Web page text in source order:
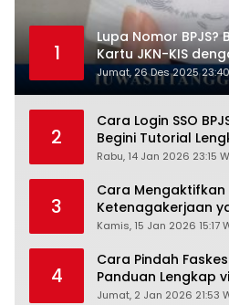
1
Lupa Nomor BPJS?
Kartu JKN-KIS
Jumat, 26 Des 2025
2
Cara Login SSO
Begini Tutorial
Pengertiannya
Rabu, 14 Jan 2026 23:15
3
Cara Mengaktifkan
Ketenagakerjaan
Panduan
Kamis, 15 Jan 2026 15:17
4
Cara Pindah
Panduan Lengkap
PANDAWA &
Jumat, 2 Jan 2026 21:53